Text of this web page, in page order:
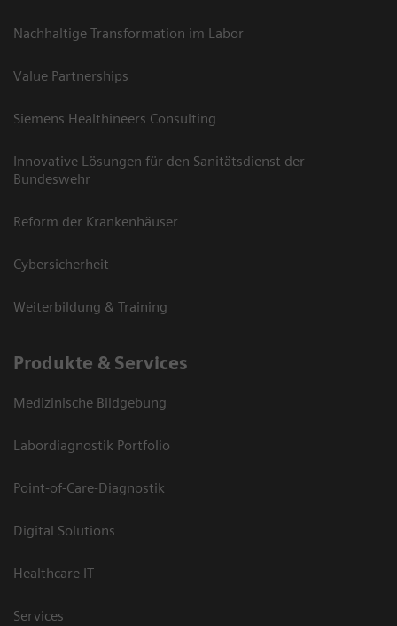
Nachhaltige Transformation im Labor
Value Partnerships
Siemens Healthineers Consulting
Innovative Lösungen für den Sanitätsdienst der
Bundeswehr
Reform der Krankenhäuser
Cybersicherheit
Weiterbildung & Training
Produkte & Services
Medizinische Bildgebung
Labordiagnostik Portfolio
Point-of-Care-Diagnostik
Digital Solutions
Healthcare IT
Services